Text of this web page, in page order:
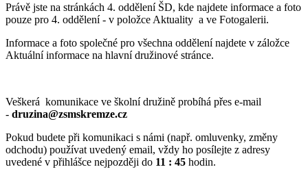
Právě jste na stránkách 4. oddělení ŠD, kde najdete informace a foto
pouze pro 4. oddělení - v položce Aktuality a ve Fotogalerii.
Informace a foto společné pro všechna oddělení najdete v záložce
Aktuální informace na hlavní družinové stránce.
Veškerá komunikace ve školní družině probíhá přes e-mail
- druzina@zsmskremze.cz
Pokud budete při komunikaci s námi (např. omluvenky, změny
odchodu) používat uvedený email, vždy ho posílejte z adresy
uvedené v přihlášce nejpozději do 11 : 45 hodin.